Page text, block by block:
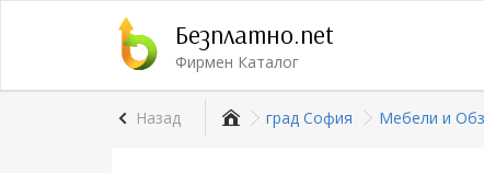
Безплатно.net
Фирмен Каталог
Назад град София Мебели и